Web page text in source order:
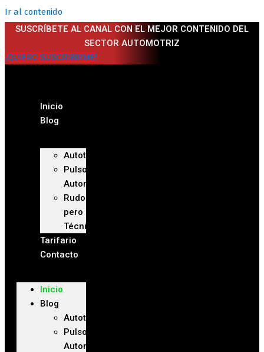
Ir al contenido
SUSCRÍBETE AL CANAL CON EL MEJOR CONTENIDO DEL
SECTOR AUTOMOTRIZ
¡QUIERO SUSCRIBIRME!
Inicio
Blog
Autoteca
Pulso
Automotriz
Rudo
pero
Técnico
Tarifario
Contacto
Inicio
Blog
Autoteca
Pulso
Automotriz